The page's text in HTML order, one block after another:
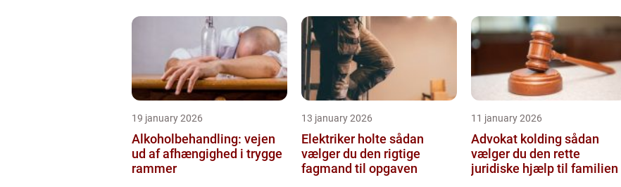
19 january 2026
Alkoholbehandling: vejen
ud af afhængighed i trygge
rammer
13 january 2026
Elektriker holte sådan
vælger du den rigtige
fagmand til opgaven
11 january 2026
Advokat kolding sådan
vælger du den rette
juridiske hjælp til familien